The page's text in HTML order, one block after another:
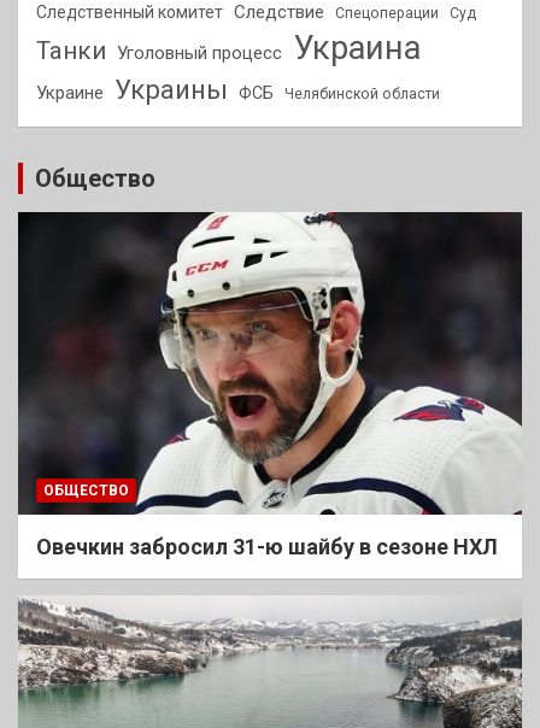
Следственный комитет Следствие Спецоперации Суд
Танки Уголовный процесс Украина
Украине Украины ФСБ Челябинской области
Общество
ОБЩЕСТВО
Овечкин забросил 31-ю шайбу в сезоне НХЛ